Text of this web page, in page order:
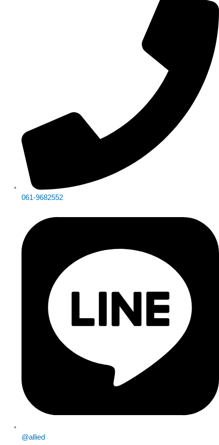
061-9682552
@allied